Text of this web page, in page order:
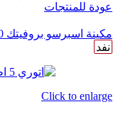
عودة للمنتجات
مكينة اسبرسو بروفيتك 400
نفد
Click to enlarge